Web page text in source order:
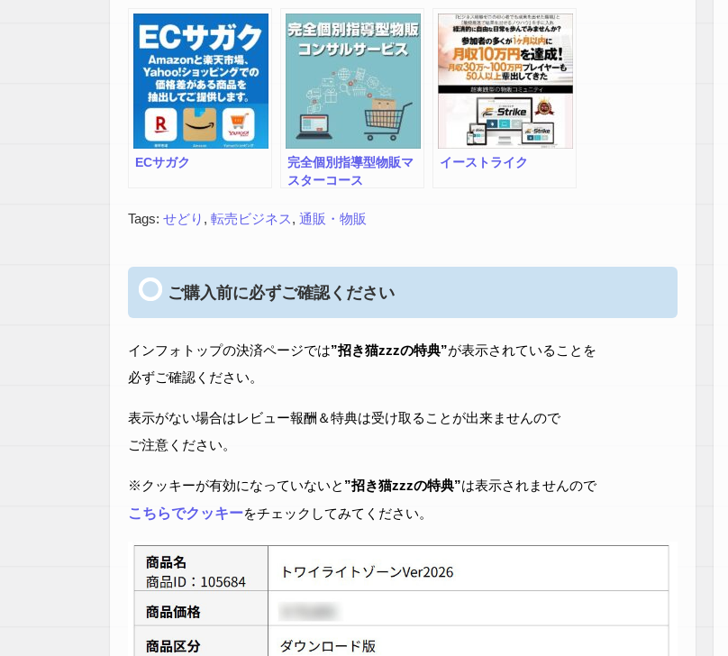
ECサガク
完全個別指導型物販マ
スターコース
イーストライク
Tags: せどり , 転売ビジネス, 通販・物販
ご購入前に必ずご確認ください
インフォトップの決済ページでは”招き猫zzzの特典”が表示されていることを
必ずご確認ください。
表示がない場合はレビュー報酬＆特典は受け取ることが出来ませんので
ご注意ください。
※クッキーが有効になっていないと ”招き猫zzzの特典”は表示されませんので
こちらでクッキーをチェックしてみてください。